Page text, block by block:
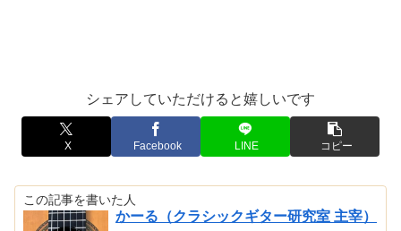
シェアしていただけると嬉しいです
X Facebook LINE コピー
この記事を書いた人
かーる（クラシックギター研究室 主宰）